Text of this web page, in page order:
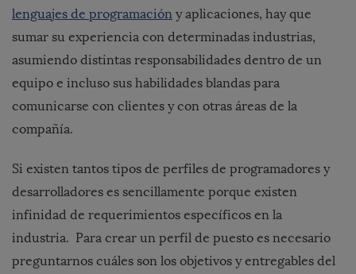
lenguajes de programación y aplicaciones, hay que
sumar su experiencia con determinadas industrias,
asumiendo distintas responsabilidades dentro de un
equipo e incluso sus habilidades blandas para
comunicarse con clientes y con otras áreas de la
compañía.
Si existen tantos tipos de perfiles de programadores y
desarrolladores es sencillamente porque existen
infinidad de requerimientos específicos en la
industria. Para crear un perfil de puesto es necesario
preguntarnos cuáles son los objetivos y entregables del